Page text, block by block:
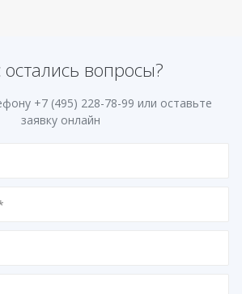
остались вопросы?
+7 (495) 228-78-99 или оставьте
заявку онлайн